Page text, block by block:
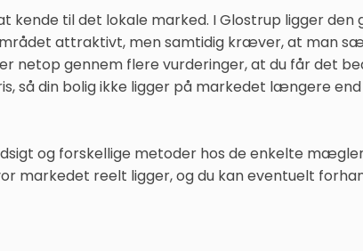
kende til det lokale marked. I Glostrup ligger den
attraktivt, men samtidig kræver, at man
netop gennem flere vurderinger, at du får det
så din bolig ikke ligger på markedet længere
og forskellige metoder hos de enkelte
markedet reelt ligger, og du kan eventuelt